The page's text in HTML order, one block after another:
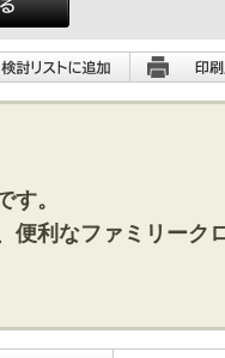
。
便利なファミリーク